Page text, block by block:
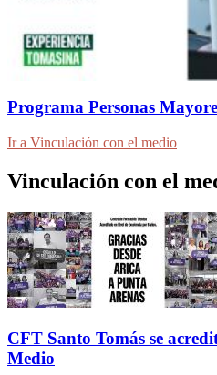
Programa Personas
Ir a Vinculación con el medio
Vinculación con el
CFT Santo Tomás se
Medio